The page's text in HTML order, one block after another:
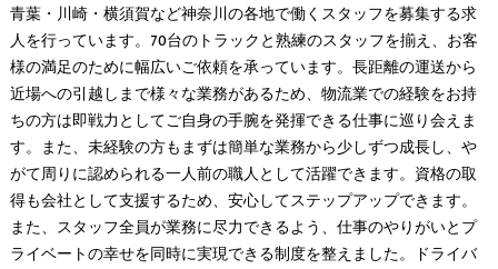
青葉・川崎・横須賀など神奈川の各地で働くスタッフを募集する求
人を行っています。70台のトラックと熟練のスタッフを揃え、お客
様の満足のために幅広いご依頼を承っています。長距離の運送から
近場への引越しまで様々な業務があるため、物流業での経験をお持
ちの方は即戦力としてご自身の手腕を発揮できる仕事に巡り会えま
す。また、未経験の方もまずは簡単な業務から少しずつ成長し、や
がて周りに認められる一人前の職人として活躍できます。資格の取
得も会社として支援するため、安心してステップアップできます。
また、スタッフ全員が業務に尽力できるよう、仕事のやりがいとプ
ライベートの幸せを同時に実現できる制度を整えました。ドライバ